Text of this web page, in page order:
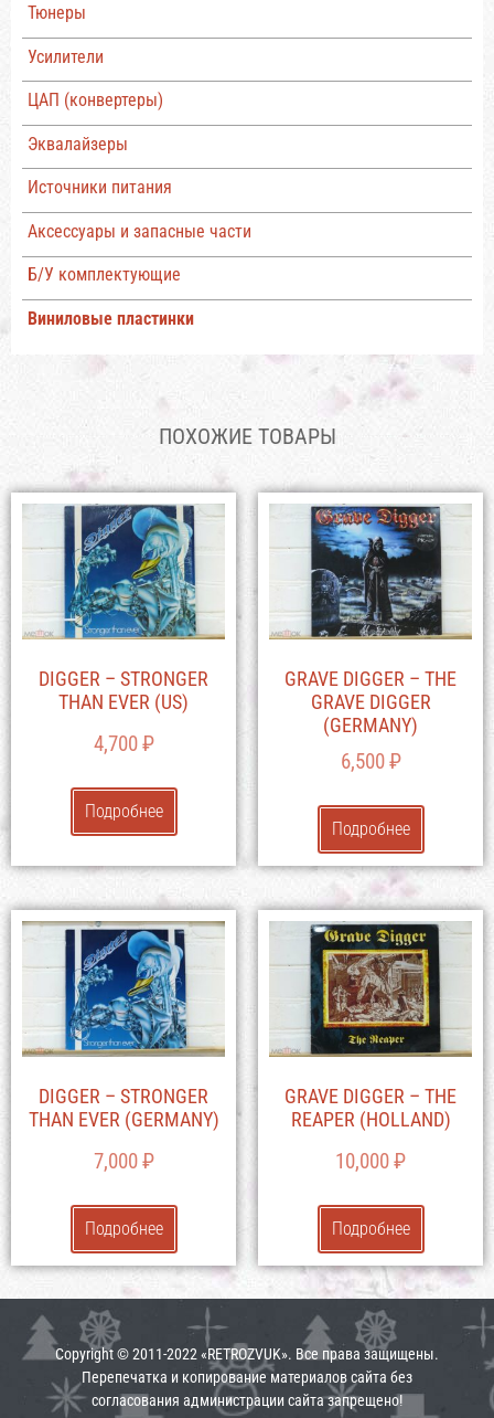
Тюнеры
Усилители
ЦАП (конвертеры)
Эквалайзеры
Источники питания
Аксессуары и запасные части
Б/У комплектующие
Виниловые пластинки
ПОХОЖИЕ ТОВАРЫ
DIGGER – STRONGER
THAN EVER (US)
4,700₽
Подробнее
GRAVE DIGGER – THE
GRAVE DIGGER
(GERMANY)
6,500₽
Подробнее
DIGGER – STRONGER
THAN EVER (GERMANY)
7,000₽
Подробнее
GRAVE DIGGER – THE
REAPER (HOLLAND)
10,000₽
Подробнее
Copyright © 2011-2022 «RETROZVUK». Все права защищены.
Перепечатка и копирование материалов сайта без
согласования администрации сайта запрещено!